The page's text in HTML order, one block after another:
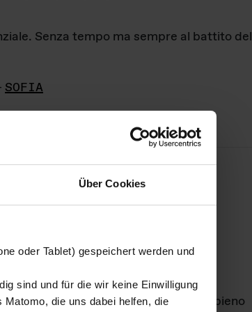
Über Cookies
oder Tablet) gespeichert werden und
sind und für die wir keine Einwilligung
die uns dabei helfen, die
Senza tempo ma sempre al battito del
SOFIA
ganze LebenGmbH e rimangono in pieno